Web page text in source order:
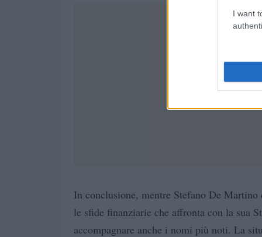
I want
In conclusione, mentre Stefano De
le sfide finanziarie che affronta con la sua
accompagnare anche i nomi più noti. La